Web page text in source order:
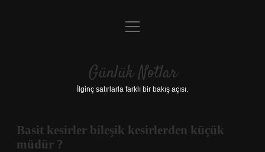
Anasayfa
Yasal Uyarı
menüyü
Günlük Notlar
İlginç satırlarla farklı bir bakış açısı.
Basit kesirler bileşik kesirlerden küçük
müdür ?